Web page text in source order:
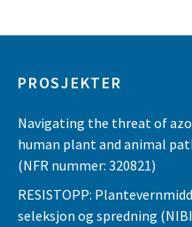
PROSJEKTER
Navigating the threat of
human plant and animal
(NFR nummer: 320821)
RESISTOPP:
seleksjon og spredning